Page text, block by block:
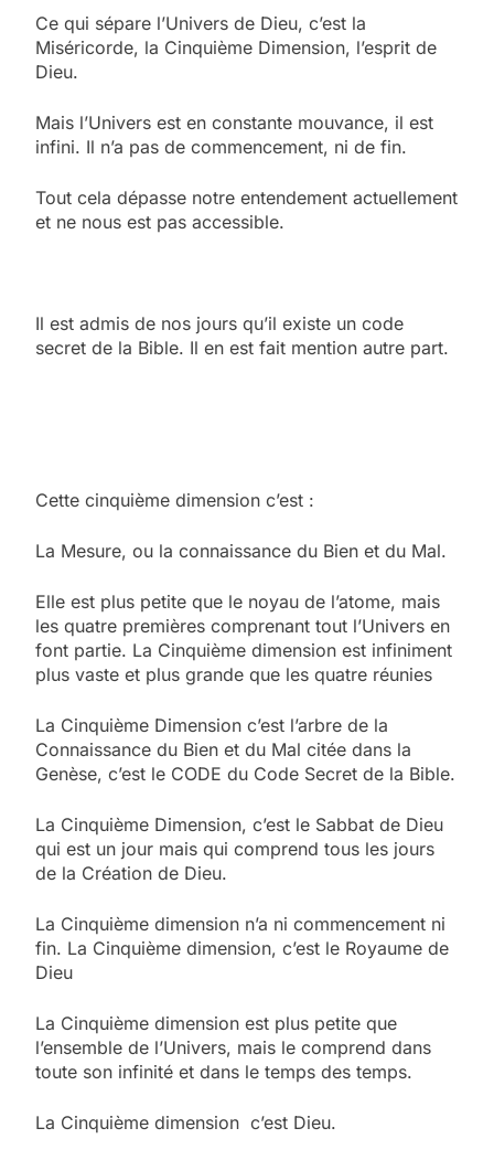
Ce qui sépare l’Univers de Dieu, c’est la
Miséricorde, la Cinquième Dimension, l’esprit de
Dieu.
Mais l’Univers est en constante mouvance, il est
infini. Il n’a pas de commencement, ni de fin.
Tout cela dépasse notre entendement actuellement
et ne nous est pas accessible.
Il est admis de nos jours qu’il existe un code
secret de la Bible. Il en est fait mention autre part.
Cette cinquième dimension c’est :
La Mesure, ou la connaissance du Bien et du Mal.
Elle est plus petite que le noyau de l’atome, mais
les quatre premières comprenant tout l’Univers en
font partie. La Cinquième dimension est infiniment
plus vaste et plus grande que les quatre réunies
La Cinquième Dimension c’est l’arbre de la
Connaissance du Bien et du Mal citée dans la
Genèse, c’est le CODE du Code Secret de la Bible.
La Cinquième Dimension, c’est le Sabbat de Dieu
qui est un jour mais qui comprend tous les jours
de la Création de Dieu.
La Cinquième dimension n’a ni commencement ni
fin. La Cinquième dimension, c’est le Royaume de
Dieu
La Cinquième dimension est plus petite que
l’ensemble de l’Univers, mais le comprend dans
toute son infinité et dans le temps des temps.
La Cinquième dimension c’est Dieu.